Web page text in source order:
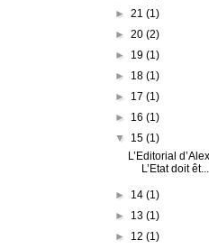
► 21 (1)
► 20 (2)
► 19 (1)
► 18 (1)
► 17 (1)
► 16 (1)
▼ 15 (1)
L’Editorial
L’Etat doit êt...
► 14 (1)
► 13 (1)
► 12 (1)